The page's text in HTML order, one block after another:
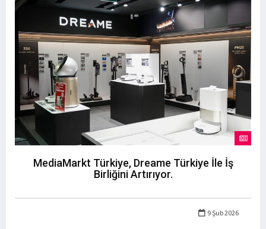
MediaMarkt Türkiye, Dreame Türkiye İle İş
Birliğini Artırıyor.
9 Şub 2026